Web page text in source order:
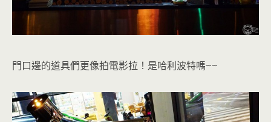
門口邊的道具們更像拍電影拉！是哈利波特嗎~~